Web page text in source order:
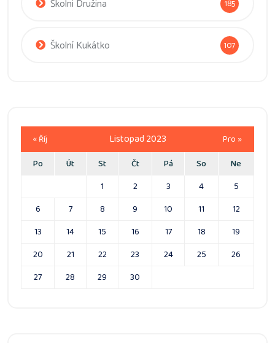
Školní Družina 185
Školní Kukátko 107
Listopad 2023
Po Út St Čt Pá So
Ne
1
2 3 4
5
6
7 8 9 10 11
12
13
14 15 16 17 18
19
20
21 22 23 24 25
26
27
28 29 30
« Říj Pro »